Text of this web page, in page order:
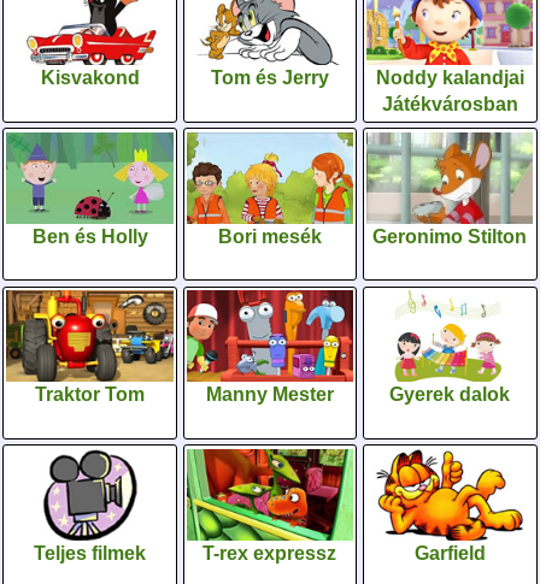
Kisvakond Tom és Jerry
Noddy kalandjai
Játékvárosban
Ben és Holly Bori mesék Geronimo Stilton
Traktor Tom Manny Mester Gyerek dalok
Teljes filmek T-rex expressz Garfield